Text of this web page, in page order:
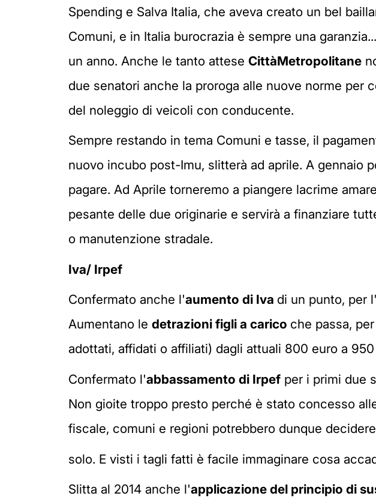
Spending e Salva Italia, che aveva creato un bel
Comuni, e in Italia burocrazia è sempre una
un anno. Anche le tanto attese CittàMetropolitane
due senatori anche la proroga alle nuove norme per
del noleggio di veicoli con conducente.
Sempre restando in tema Comuni e tasse, il
nuovo incubo post-Imu, slitterà ad aprile. A gennaio
pagare. Ad Aprile torneremo a piangere lacrime
pesante delle due originarie e servirà a finanziare
o manutenzione stradale.
Iva/ Irpef
Confermato anche l'aumento di Iva di un punto, per
Aumentano le detrazioni figli a carico che passa,
adottati, affidati o affiliati) dagli attuali 800 euro a
Confermato l'abbassamento di Irpef per i primi due
Non gioite troppo presto perché è stato concesso
fiscale, comuni e regioni potrebbero dunque
solo. E visti i tagli fatti è facile immaginare cosa
Slitta al 2014 anche l'applicazione del principio di